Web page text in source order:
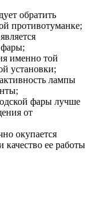
обратить
противотуманке;
фары;
именно той
установки;
лампы
фары лучше
от
окупается
качество ее работы